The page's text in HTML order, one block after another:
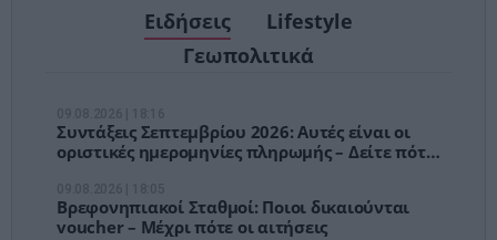
Ειδήσεις
Lifestyle
Γεωπολιτικά
Συντάξεις Σεπτεμβρίου 2026: Αυτές είναι οι
οριστικές ημερομηνίες πληρωμής – Δείτε πότε
Βρεφονηπιακοί Σταθμοί: Ποιοι δικαιούνται
voucher – Μέχρι πότε οι αιτήσεις